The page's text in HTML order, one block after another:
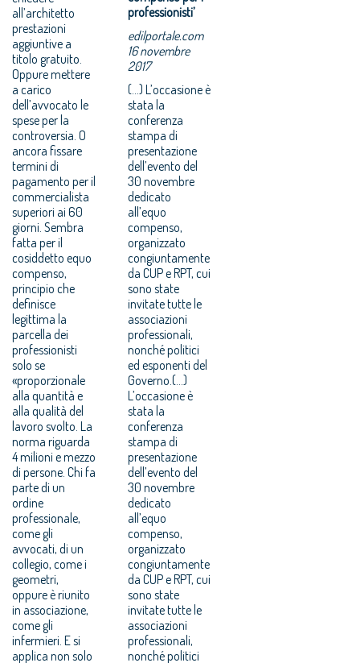
all’architetto
prestazioni
aggiuntive a
titolo gratuito.
Oppure mettere
a carico
dell’avvocato le
spese per la
controversia. O
ancora fissare
termini di
pagamento per il
commercialista
superiori ai 60
giorni. Sembra
fatta per il
cosiddetto equo
compenso,
principio che
definisce
legittima la
parcella dei
professionisti
solo se
«proporzionale
alla quantità e
alla qualità del
lavoro svolto. La
norma riguarda
4 milioni e mezzo
di persone. Chi fa
parte di un
ordine
professionale,
come gli
avvocati, di un
collegio, come i
geometri,
oppure è riunito
in associazione,
come gli
infermieri. E si
applica non solo
professionisti’
edilportale.com
16 novembre
2017
(...) L’occasione è
stata la
conferenza
stampa di
presentazione
dell’evento del
30 novembre
dedicato
all’equo
compenso,
organizzato
congiuntamente
da CUP e RPT, cui
sono state
invitate tutte le
associazioni
professionali,
nonché politici
ed esponenti del
Governo.(...)
L’occasione è
stata la
conferenza
stampa di
presentazione
dell’evento del
30 novembre
dedicato
all’equo
compenso,
organizzato
congiuntamente
da CUP e RPT, cui
sono state
invitate tutte le
associazioni
professionali,
nonché politici